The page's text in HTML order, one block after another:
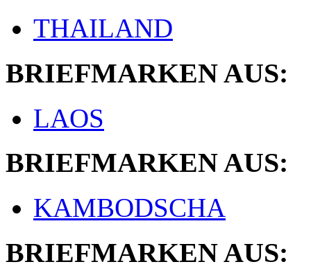
THAILAND
BRIEFMARKEN AUS:
LAOS
BRIEFMARKEN AUS:
KAMBODSCHA
BRIEFMARKEN AUS: